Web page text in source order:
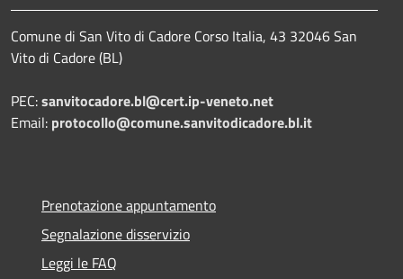
Comune di San Vito di Cadore Corso Italia, 43 32046 San
Vito di Cadore (BL)
PEC:sanvitocadore.bl@cert.ip-veneto.net
Email: protocollo@comune.sanvitodicadore.bl.it
Prenotazione appuntamento
Segnalazione disservizio
Leggi le FAQ